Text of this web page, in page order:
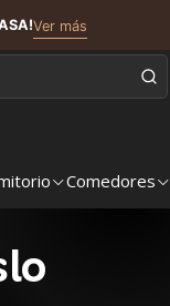
Comedores
Ver más